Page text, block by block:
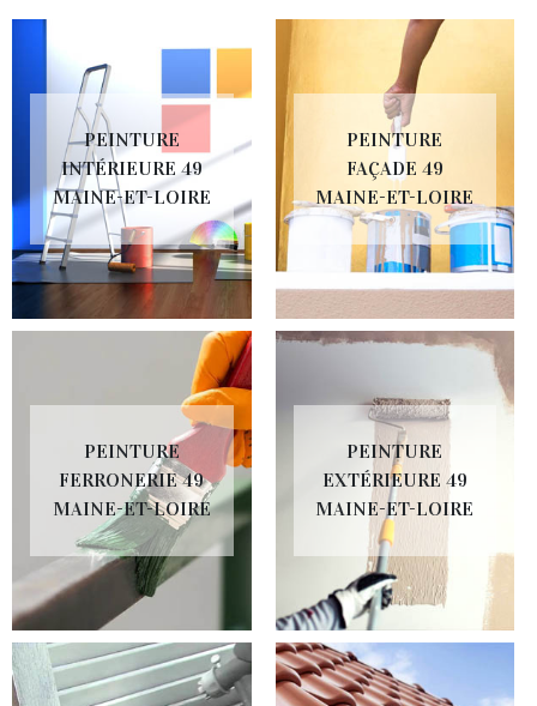
PEINTURE
INTÉRIEURE 49
MAINE-ET-LOIRE
PEINTURE
FAÇADE 49
MAINE-ET-LOIRE
PEINTURE
FERRONERIE 49
MAINE-ET-LOIRE
PEINTURE
EXTÉRIEURE 49
MAINE-ET-LOIRE